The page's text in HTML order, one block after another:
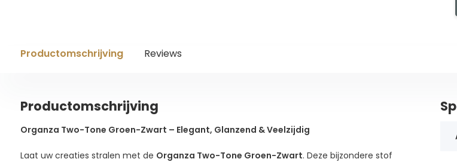
Productomschrijving Reviews
Productomschrijving
Organza Two-Tone Groen-Zwart – Elegant, Glanzend & Veelzijdig
Laat uw creaties stralen met de Organza Two-Tone Groen-Zwart. Deze bijzondere stof